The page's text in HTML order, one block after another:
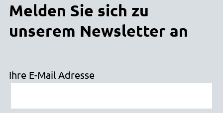
Melden Sie sich zu
unserem Newsletter an
Ihre E-Mail Adresse